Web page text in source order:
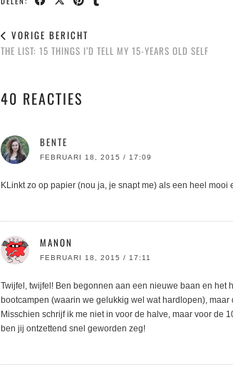
VORIGE BERICHT
THE LIST: 15 THINGS I’D TELL MY 15-YEARS OLD SELF
40 REACTIES
BENTE
FEBRUARI 18, 2015 / 17:09
KLinkt zo op papier (nou ja, je snapt me) als een heel
MANON
FEBRUARI 18, 2015 / 17:11
Twijfel, twijfel! Ben begonnen aan een nieuwe baan en
bootcampen (waarin we gelukkig wel wat hardlopen),
Misschien schrijf ik me niet in voor de halve, maar voor de
ben jij ontzettend snel geworden zeg!